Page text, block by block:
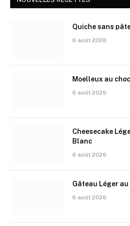
Quiche sans
6 août 2026
Moelleux au
6 août 2026
Cheesecake
Blanc
6 août 2026
Gâteau Léger
6 août 2026